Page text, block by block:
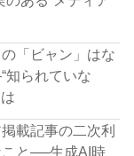
「ビャン」はな
知られていな
載記事の二次利
と──生成AI時